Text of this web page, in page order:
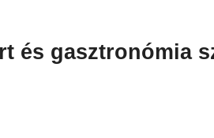
és gasztronómia